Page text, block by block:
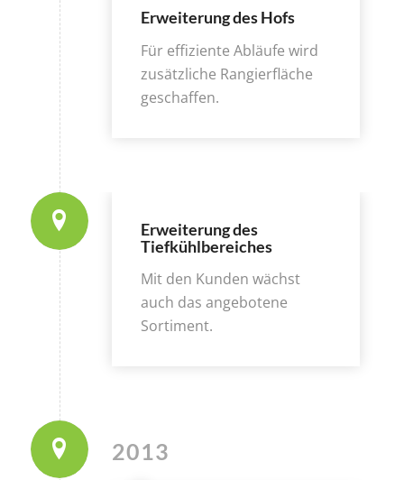
Erweiterung des Hofs
Für effiziente Abläufe wird
zusätzliche Rangierfläche
geschaffen.
Erweiterung des
Tiefkühlbereiches
Mit den Kunden wächst
auch das angebotene
Sortiment.
2013